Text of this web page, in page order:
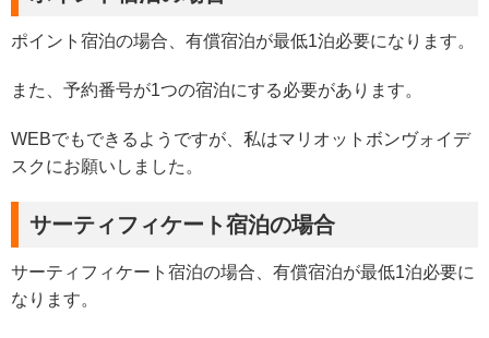
ポイント宿泊の場合、有償宿泊が最低1泊必要になります。
また、予約番号が1つの宿泊にする必要があります。
WEBでもできるようですが、私はマリオットボンヴォイデ
スクにお願いしました。
サーティフィケート宿泊の場合
サーティフィケート宿泊の場合、有償宿泊が最低1泊必要に
なります。